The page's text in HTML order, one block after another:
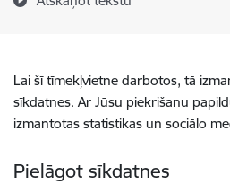
Lai šī tīmekļvietne darbotos, tā
sīkdatnes. Ar Jūsu piekrišanu
izmantotas statistikas un sociālo
Pielāgot sīkdatnes